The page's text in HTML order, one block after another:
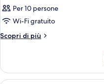
Per 10 persone
Wi-Fi gratuito
Scopri di più
Altri